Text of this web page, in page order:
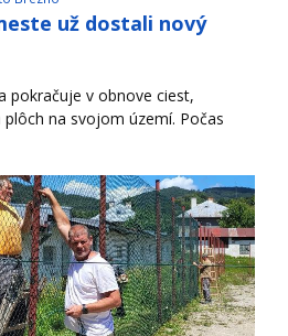
už dostali nový
pokračuje v obnove ciest,
na svojom území. Počas